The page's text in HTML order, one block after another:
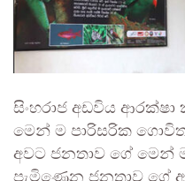
සිංහරාජ අඩවිය
මෙන් ම පාරිසරික
අවට ජනතාව ගේ මෙන්
පැමිණෙන ජනතාව ගේ